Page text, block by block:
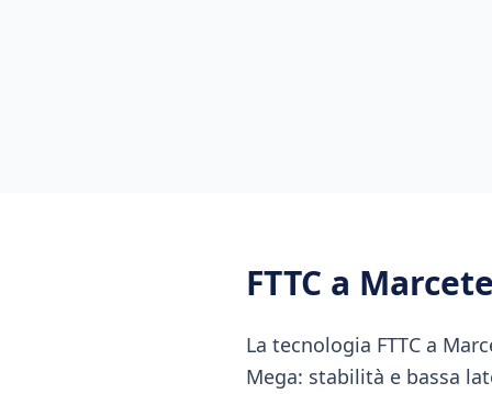
FTTC a
La tecnologia FTTC a
Mega: stabilità e bassa